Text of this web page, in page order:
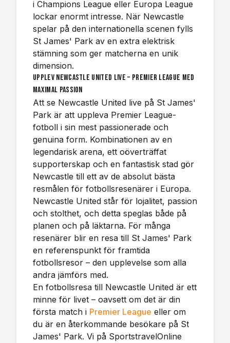
i Champions League eller Europa League
lockar enormt intresse. När Newcastle
spelar på den internationella scenen fylls
St James' Park av en extra elektrisk
stämning som ger matcherna en unik
dimension.
Upplev Newcastle United live – Premier League med
maximal passion
Att se Newcastle United live på St James'
Park är att uppleva Premier League-
fotboll i sin mest passionerade och
genuina form. Kombinationen av en
legendarisk arena, ett oöverträffat
supporterskap och en fantastisk stad gör
Newcastle till ett av de absolut bästa
resmålen för fotbollsresenärer i Europa.
Newcastle United står för lojalitet, passion
och stolthet, och detta speglas både på
planen och på läktarna. För många
resenärer blir en resa till St James' Park
en referenspunkt för framtida
fotbollsresor – den upplevelse som alla
andra jämförs med.
En fotbollsresa till Newcastle United är ett
minne för livet – oavsett om det är din
första match i Premier League eller om
du är en återkommande besökare på St
James' Park. Vi på SportstravelOnline